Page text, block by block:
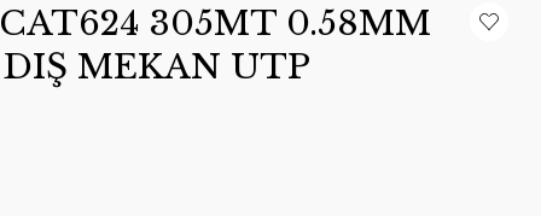
305MT 0.58MM
MEKAN UTP